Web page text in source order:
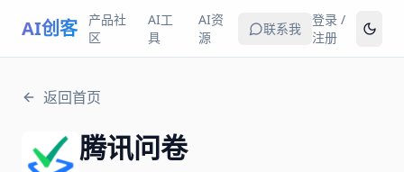
AI创客
产品社
区
AI工
具
AI资
源
联系我
登录 /
注册
返回首页
腾讯问卷